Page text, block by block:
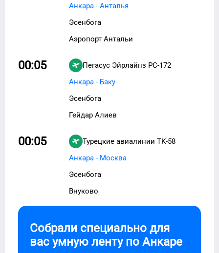
Анкара - Анталья
Эсенбога
Аэропорт Антальи
00:05 Пегасус Эйрлайнз PC-172
Анкара - Баку
Эсенбога
Гейдар Алиев
00:05 Турецкие авиалинии TK-58
Анкара - Москва
Эсенбога
Внуково
Собрали специально для
вас умную ленту по Анкаре